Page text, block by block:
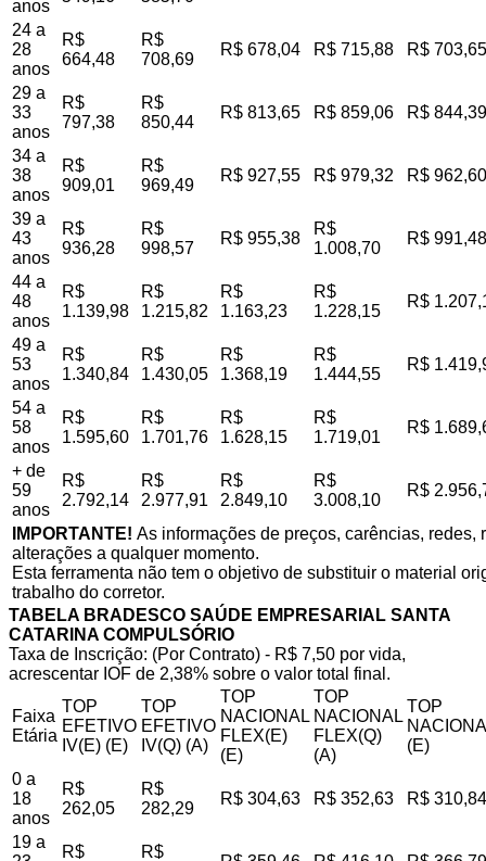
anos
24 a
28
anos
R$
664,48
R$
708,69
R$ 678,04 R$ 715,88 R$ 703,65
29 a
33
anos
R$
797,38
R$
850,44
R$ 813,65 R$ 859,06 R$ 844,39
34 a
38
anos
R$
909,01
R$
969,49
R$ 927,55 R$ 979,32 R$ 962,60
39 a
43
anos
R$
936,28
R$
998,57
R$ 955,38
R$
1.008,70
R$ 991,48
44 a
48
anos
R$
1.139,98
R$
1.215,82
R$
1.163,23
R$
1.228,15
R$
49 a
53
anos
R$
1.340,84
R$
1.430,05
R$
1.368,19
R$
1.444,55
R$
54 a
58
anos
R$
1.595,60
R$
1.701,76
R$
1.628,15
R$
1.719,01
R$
+ de
59
anos
R$
2.792,14
R$
2.977,91
R$
2.849,10
R$
3.008,10
R$
IMPORTANTE! As informações de preços, carências,
alterações a qualquer momento.
Esta ferramenta não tem o objetivo de substituir o material
trabalho do corretor.
TABELA BRADESCO SAÚDE EMPRESARIAL SANTA
CATARINA COMPULSÓRIO
Taxa de Inscrição: (Por Contrato) - R$ 7,50 por vida,
acrescentar IOF de 2,38% sobre o valor total final.
Faixa
Etária
TOP
EFETIVO
IV(E) (E)
TOP
EFETIVO
IV(Q) (A)
TOP
NACIONAL
FLEX(E)
(E)
TOP
NACIONAL
FLEX(Q)
(A)
TOP
(E)
0 a
18
anos
R$
262,05
R$
282,29
R$ 304,63 R$ 352,63 R$ 310,84
19 a
R$
R$